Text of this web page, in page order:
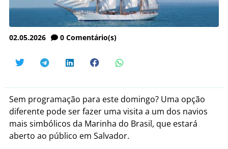
02.05.2026 0 Comentário(s)
Sem programação para este domingo? Uma opção
diferente pode ser fazer uma visita a um dos navios
mais simbólicos da Marinha do Brasil, que estará
aberto ao público em Salvador.